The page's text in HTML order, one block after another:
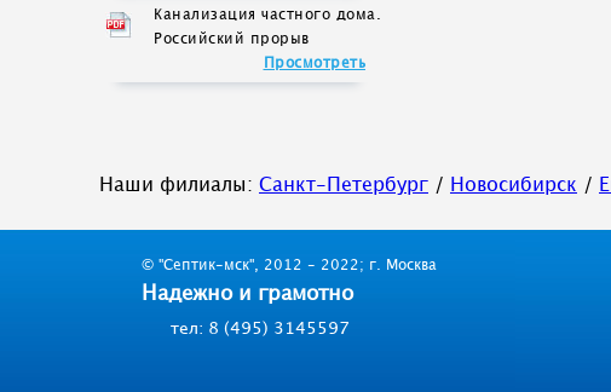
Канализация частного дома.
Российский прорыв
Просмотреть
Наши филиалы: Санкт-Петербург / Новосибирск /
© "Септик-мск", 2012 - 2022; г. Москва
Надежно и грамотно
тел: 8 (495) 3145597